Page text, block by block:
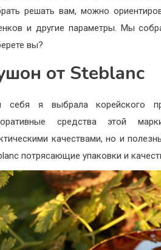
решать вам, можно
и другие параметры. Мы
вы?
от Steblanc
себя я выбрала корейского
средства этой
качествами, но и
потрясающие упаковки и